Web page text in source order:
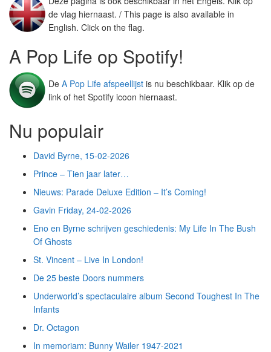
de vlag hiernaast. / This page is also available in
English. Click on the flag.
A Pop Life op Spotify!
De A Pop Life afspeellijst is nu beschikbaar. Klik op de
link of het Spotify icoon hiernaast.
Nu populair
David Byrne, 15-02-2026
Prince – Tien jaar later…
Nieuws: Parade Deluxe Edition – It’s Coming!
Gavin Friday, 24-02-2026
Eno en Byrne schrijven geschiedenis: My Life In The Bush
Of Ghosts
St. Vincent – Live In London!
De 25 beste Doors nummers
Underworld’s spectaculaire album Second Toughest In The
Infants
Dr. Octagon
In memoriam: Bunny Wailer 1947-2021